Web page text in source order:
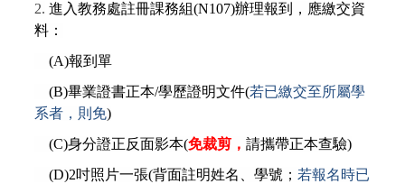
2. 進入教務處註冊課務組(N107)辦理報到，應繳交資
料：
(A)報到單
(B)畢業證書正本/學歷證明文件(若已繳交至所屬學
系者，則免)
(C)身分證正反面影本(免裁剪， 請攜帶正本查驗)
(D)2吋照片一張(背面註明姓名、學號； 若報名時已